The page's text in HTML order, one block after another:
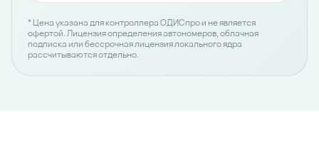
* Цена указана для контроллера ОДИСпро и не является
офертой. Лицензия определения автономеров, облачная
подписка или бессрочная лицензия локального ядра
рассчитываются отдельно.